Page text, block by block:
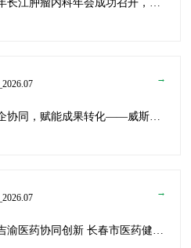
_2026.07 →
_2026.07 →
共促吉渝医药协同创新 长春市医药健康局与威斯腾生物走访重庆两江生命科技城